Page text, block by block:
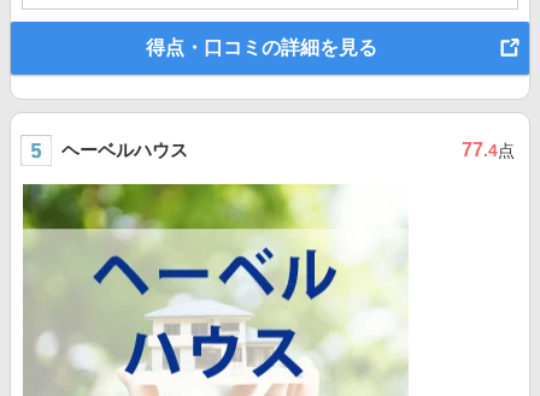
得点・口コミの詳細を見る
ヘーベルハウス 77.4点